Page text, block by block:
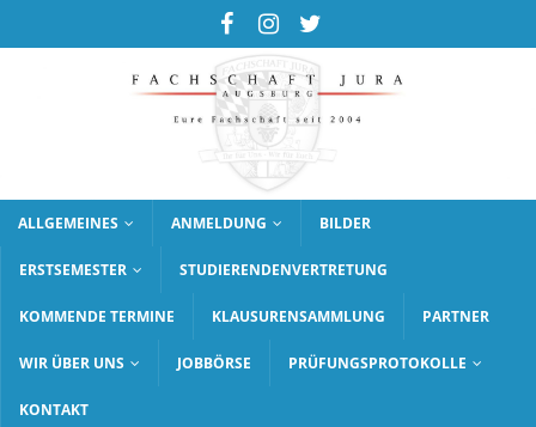
ALLGEMEINES ANMELDUNG BILDER
ERSTSEMESTER STUDIERENDENVERTRETUNG
KOMMENDE TERMINE KLAUSURENSAMMLUNG PARTNER
WIR ÜBER UNS JOBBÖRSE PRÜFUNGSPROTOKOLLE
KONTAKT